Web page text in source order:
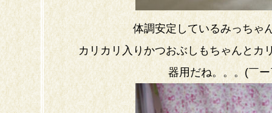
体調安定しているみっちゃ
カリカリ入りかつおぶしもちゃんとカ
器用だね。。。(￣